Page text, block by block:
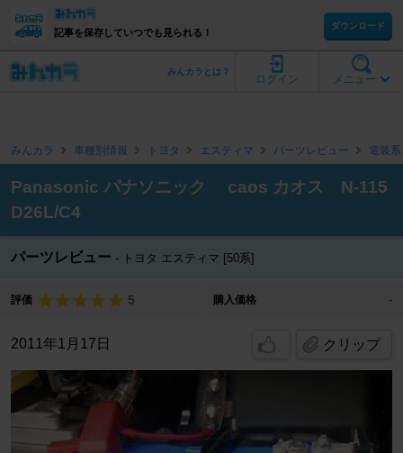
記事を保存していつでも見られる！
ダウンロード
メニュー
ログイン
みんカラとは？
みんカラ 車種別情報 トヨタ エスティマ パーツレビュー 電装系
Panasonic パナソニック caos カオス N-115
D26L/C4
パーツレビュー トヨタ エスティマ [50系]
評価 5 購入価格 -
2011年1月17日 クリップ